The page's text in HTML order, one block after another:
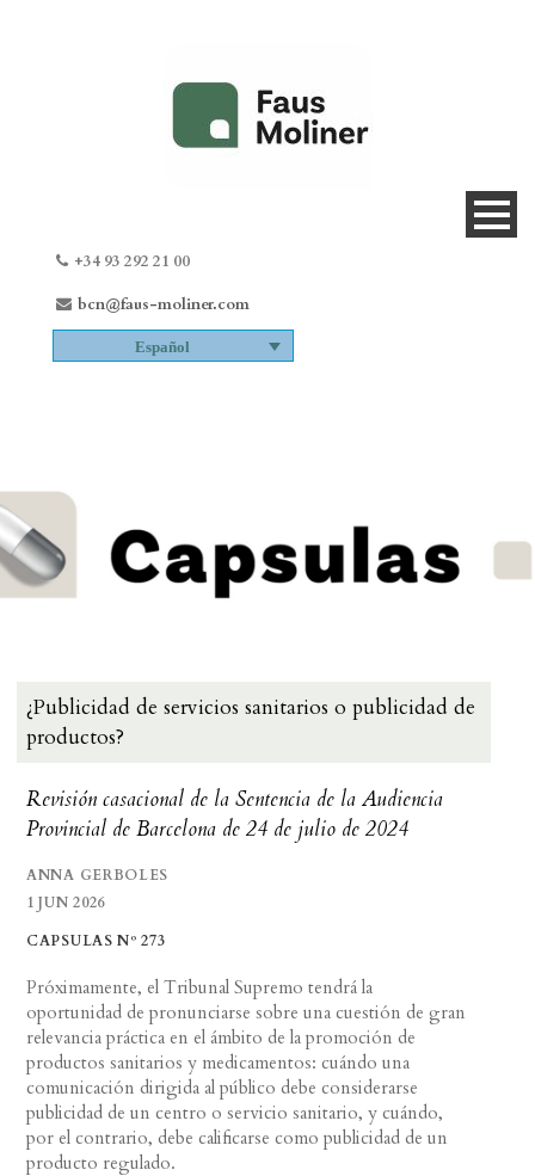
+34 93 292 21 00
bcn@faus-moliner.com
Español
¿Publicidad de servicios sanitarios o publicidad de
productos?
Revisión casacional de la Sentencia de la Audiencia
Provincial de Barcelona de 24 de julio de 2024
ANNA GERBOLES
1 JUN 2026
CAPSULAS Nº 273
Próximamente, el Tribunal Supremo tendrá la
oportunidad de pronunciarse sobre una cuestión de gran
relevancia práctica en el ámbito de la promoción de
productos sanitarios y medicamentos: cuándo una
comunicación dirigida al público debe considerarse
publicidad de un centro o servicio sanitario, y cuándo,
por el contrario, debe calificarse como publicidad de un
producto regulado.